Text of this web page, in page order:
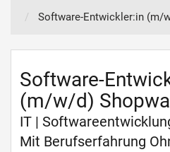
Software-Entwickler:in (m/
Software-
(m/w/d)
IT |
Mit Berufserfahrung